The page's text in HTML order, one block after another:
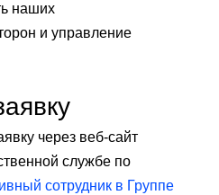
наших
и управление
через веб-сайт
службе по
сотрудник в Группе